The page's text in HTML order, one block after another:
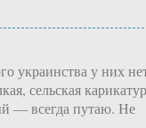
украинства у них
сельская
— всегда путаю. Не